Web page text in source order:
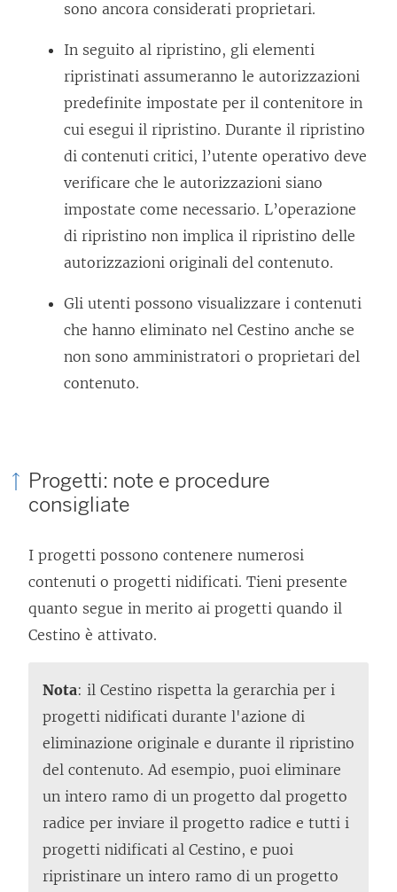
sono ancora considerati proprietari.
In seguito al ripristino, gli elementi
ripristinati assumeranno le autorizzazioni
predefinite impostate per il contenitore in
cui esegui il ripristino. Durante il ripristino
di contenuti critici, l’utente operativo deve
verificare che le autorizzazioni siano
impostate come necessario. L’operazione
di ripristino non implica il ripristino delle
autorizzazioni originali del contenuto.
Gli utenti possono visualizzare i contenuti
che hanno eliminato nel Cestino anche se
non sono amministratori o proprietari del
contenuto.
Progetti: note e procedure
consigliate
I progetti possono contenere numerosi
contenuti o progetti nidificati. Tieni presente
quanto segue in merito ai progetti quando il
Cestino è attivato.
Nota: il Cestino rispetta la gerarchia per i
progetti nidificati durante l'azione di
eliminazione originale e durante il ripristino
del contenuto. Ad esempio, puoi eliminare
un intero ramo di un progetto dal progetto
radice per inviare il progetto radice e tutti i
progetti nidificati al Cestino, e puoi
ripristinare un intero ramo di un progetto